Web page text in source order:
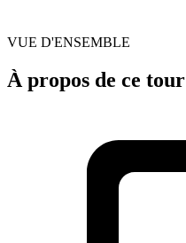
VUE D'ENSEMBLE
À propos de ce tour